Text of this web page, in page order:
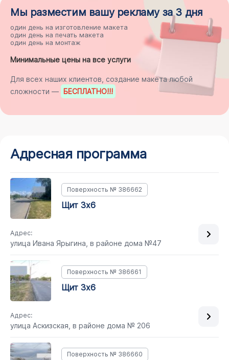
Мы разместим вашу рекламуза 3 дня
один день на изготовление макета
один день на печать макета
один день на монтаж
Минимальные цены на все услуги
Для всех наших клиентов, создание макета любой
сложности — БЕСПЛАТНО!!!
Адресная программа
Поверхность № 386662
Щит 3х6
Адрес:
улица Ивана Ярыгина, в районе дома №47
Поверхность № 386661
Щит 3х6
Адрес:
улица Аскизская, в районе дома № 206
Поверхность № 386660